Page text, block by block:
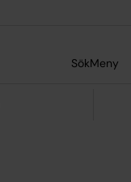
SökMeny